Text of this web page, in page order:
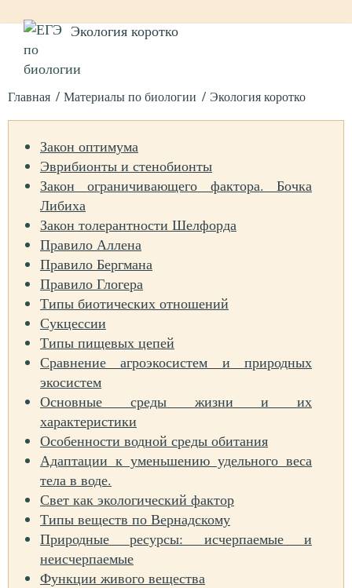
Экология коротко
Главная Материалы по биологии Экология коротко
Закон оптимума
Эврибионты и стенобионты
Закон ограничивающего фактора. Бочка
Либиха
Закон толерантности Шелфорда
Правило Аллена
Правило Бергмана
Правило Глогера
Типы биотических отношений
Сукцессии
Типы пищевых цепей
Сравнение агроэкосистем и природных
экосистем
Основные среды жизни и их
характеристики
Особенности водной среды обитания
Адаптации к уменьшению удельного веса
тела в воде.
Свет как экологический фактор
Типы веществ по Вернадскому
Природные ресурсы: исчерпаемые и
неисчерпаемые
Функции живого вещества